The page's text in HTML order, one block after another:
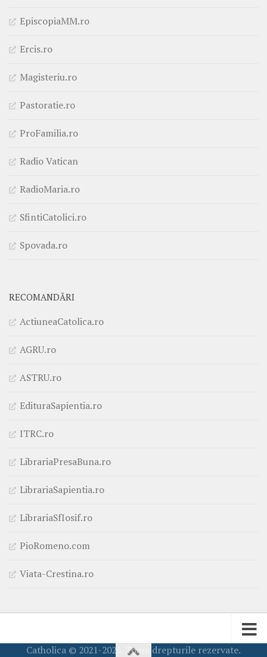
EpiscopiaMM.ro
Ercis.ro
Magisteriu.ro
Pastoratie.ro
ProFamilia.ro
Radio Vatican
RadioMaria.ro
SfintiCatolici.ro
Spovada.ro
RECOMANDĂRI
ActiuneaCatolica.ro
AGRU.ro
ASTRU.ro
EdituraSapientia.ro
ITRC.ro
LibrariaPresaBuna.ro
LibrariaSapientia.ro
LibrariaSfIosif.ro
PioRomeno.com
Viata-Crestina.ro
Catholica © 2021-2026. Toate drepturile rezervate.